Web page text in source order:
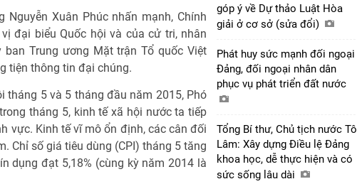
Xuân Phúc nhấn mạnh, Chính
đại biểu Quốc hội và của cử tri, nhân
Trung ương Mặt trận Tổ quốc Việt
tiện thông tin đại chúng.
tháng 5 và 5 tháng đầu năm 2015, Phó
tháng 5, kinh tế xã hội nước ta tiếp
vực. Kinh tế vĩ mô ổn định, các cân đối
Chỉ số giá tiêu dùng (CPI) tháng 5 tăng
dụng đạt 5,18% (cùng kỳ năm 2014 là
góp ý về Dự thảo Luật Hòa
giải ở cơ sở (sửa đổi)
Phát huy sức mạnh đối ngoại
Đảng, đối ngoại nhân dân
phục vụ phát triển đất nước
Tổng Bí thư, Chủ tịch nước Tô
Lâm: Xây dựng Điều lệ Đảng
khoa học, dễ thực hiện và có
sức sống lâu dài